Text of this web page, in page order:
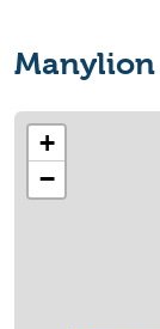
Manylion
+
−